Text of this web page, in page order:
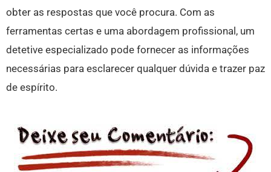
obter as respostas que você procura. Com as
ferramentas certas e uma abordagem profissional, um
detetive especializado pode fornecer as informações
necessárias para esclarecer qualquer dúvida e trazer paz
de espírito.